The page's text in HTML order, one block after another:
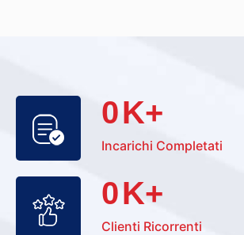
0K+
Incarichi Completati
0K+
Clienti Ricorrenti